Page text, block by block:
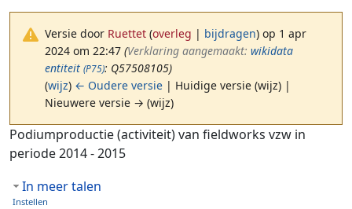
Versie door Ruettet (overleg | bijdragen) op 1 apr
2024 om 22:47 (‎Verklaring aangemaakt: wikidata
entiteit (P75): Q57508105)
(wijz) ← Oudere versie | Huidige versie (wijz) |
Nieuwere versie → (wijz)
Ga naar:navigatie,zoeken
Podiumproductie (activiteit) van fieldworks vzw in
periode 2014 - 2015
In meer talen
Instellen